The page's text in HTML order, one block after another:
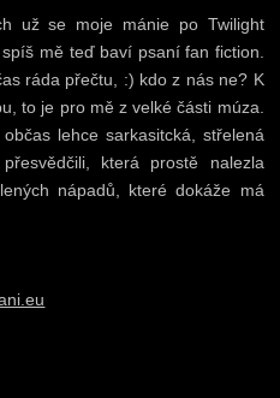
už se moje mánie po Twilight
mě teď baví psaní fan fiction.
ráda přečtu, :) kdo z nás ne? K
to je pro mě z velké části múza.
lehce sarkasitcká, střelená
která prostě nalezla
nápadů, které dokáže má